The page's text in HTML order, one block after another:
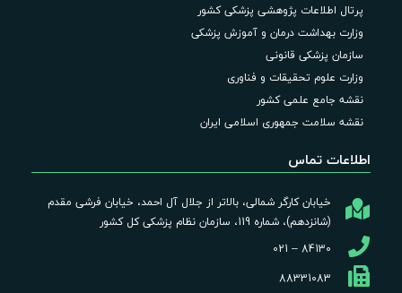
پرتال اطلاعات پژوهشی پزشکی کشور
وزارت بهداشت درمان و آموزش پزشکی
سازمان پزشکی قانونی
وزارت علوم تحقیقات و فناوری
نقشه جامع علمی کشور
نقشه سلامت جمهوری اسلامی ایران
اطلاعات تماس
خیابان کارگر شمالی، بالاتر از جلال آل احمد، خیابان فرشی مقدم
(شانزدهم)، شماره 119، سازمان نظام پزشکی کل کشور
84130 – 021
88331083